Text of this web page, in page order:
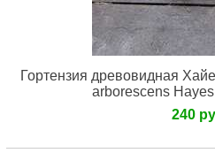
Гортензия древовидная
arborescens
240